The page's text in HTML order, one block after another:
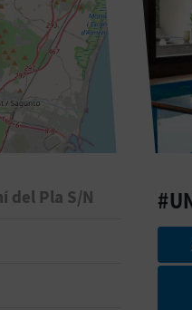
del Pla S/N